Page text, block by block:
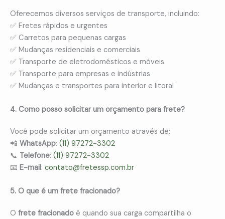
Oferecemos diversos serviços de transporte, incluindo:
✅ Fretes rápidos e urgentes
✅ Carretos para pequenas cargas
✅ Mudanças residenciais e comerciais
✅ Transporte de eletrodomésticos e móveis
✅ Transporte para empresas e indústrias
✅ Mudanças e transportes para interior e litoral
4. Como posso solicitar um orçamento para frete?
Você pode solicitar um orçamento através de:
📲 WhatsApp: (11) 97272-3302
📞 Telefone: (11) 97272-3302
📧 E-mail: contato@fretessp.com.br
5. O que é um frete fracionado?
O frete fracionado é quando sua carga compartilha o